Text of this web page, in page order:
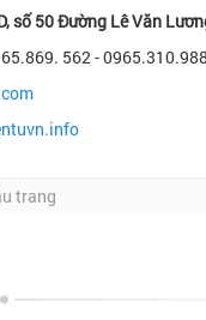
số 50 Đường Lê Văn
562 - 0965.310.988
trang